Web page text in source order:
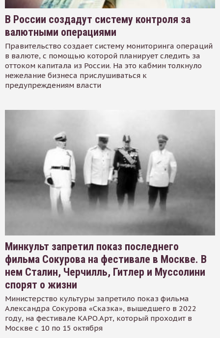
В России создадут систему контроля за
валютными операциями
Правительство создает систему мониторинга операций
в валюте, с помощью которой планирует следить за
оттоком капитала из России. На это кабмин толкнуло
нежелание бизнеса прислушиваться к
предупреждениям власти
Минкульт запретил показ последнего
фильма Сокурова на фестивале в Москве. В
нем Сталин, Черчилль, Гитлер и Муссолини
спорят о жизни
Министерство культуры запретило показ фильма
Александра Сокурова «Сказка», вышедшего в 2022
году, на фестивале КАРО.Арт, который проходит в
Москве с 10 по 15 октября